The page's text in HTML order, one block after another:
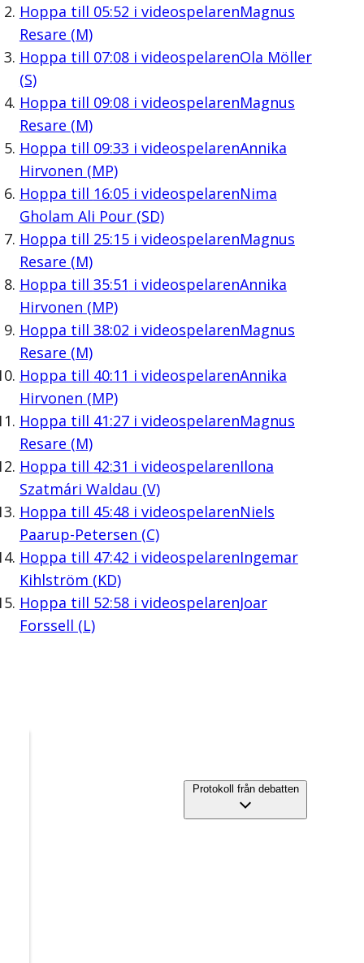
Hoppa till 05:52 i videospelarenMagnus
Resare (M)
Hoppa till 07:08i videospelarenOla Möller
(S)
Hoppa till 09:08i videospelarenMagnus
Resare (M)
Hoppa till 09:33 i videospelarenAnnika
Hirvonen (MP)
Hoppa till 16:05i videospelarenNima
Gholam Ali Pour (SD)
Hoppa till 25:15i videospelarenMagnus
Resare (M)
Hoppa till 35:51 i videospelarenAnnika
Hirvonen (MP)
Hoppa till 38:02 i videospelarenMagnus
Resare (M)
Hoppa till 40:11 i videospelarenAnnika
Hirvonen (MP)
Hoppa till 41:27i videospelarenMagnus
Resare (M)
Hoppa till 42:31 i videospelarenIlona
Szatmári Waldau (V)
Hoppa till 45:48i videospelarenNiels
Paarup-Petersen (C)
Hoppa till 47:42 i videospelarenIngemar
Kihlström (KD)
Hoppa till 52:58i videospelarenJoar
Forssell (L)
Protokoll från debatten